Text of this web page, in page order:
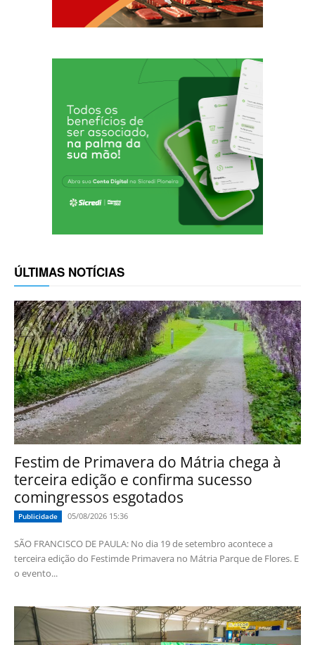
ÚLTIMAS NOTÍCIAS
Festim de Primavera do Mátria chega à
terceira edição e confirma sucesso
comingressos esgotados
Publicidade 05/08/2026 15:36
SÃO FRANCISCO DE PAULA: No dia 19 de setembro acontece a
terceira edição do Festimde Primavera no Mátria Parque de Flores. E
o evento...